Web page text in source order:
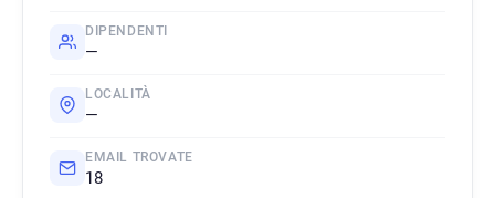
DIPENDENTI
—
LOCALITÀ
—
EMAIL TROVATE
18